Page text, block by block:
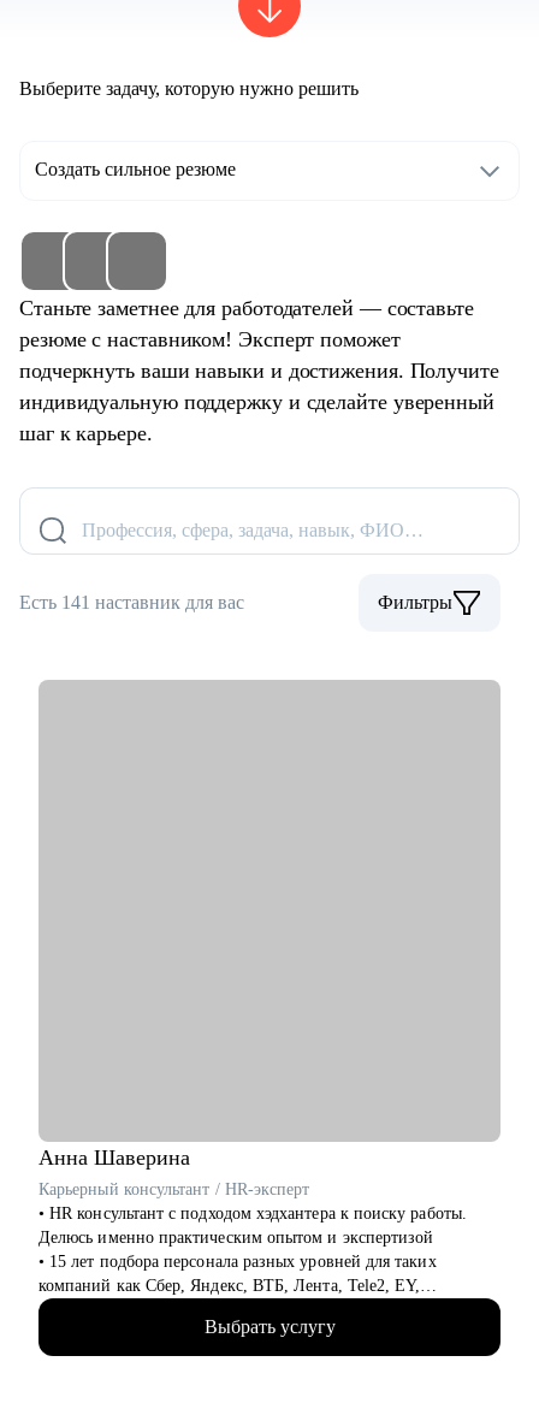
Выберите задачу, которую нужно решить
Создать сильное резюме
Станьте заметнее для работодателей — составьте
резюме с наставником! Эксперт поможет
подчеркнуть ваши навыки и достижения. Получите
индивидуальную поддержку и сделайте уверенный
шаг к карьере.
Профессия, сфера, задача, навык, ФИО…
Есть 141 наставник для вас Фильтры
Анна Шаверина
Карьерный консультант / HR-эксперт
• HR консультант с подходом хэдхантера к поиску работы.
Делюсь именно практическим опытом и экспертизой
• 15 лет подбора персонала разных уровней для таких
компаний как Сбер, Яндекс, ВТБ, Лента, Tele2, EY,
Делимобиль, Ozon, Yota, 2ГИС и др., из них 10 лет
консалтинга (АНКОР, Hays), а также executive search проекты
по поиску ТОПов
Выбрать услугу